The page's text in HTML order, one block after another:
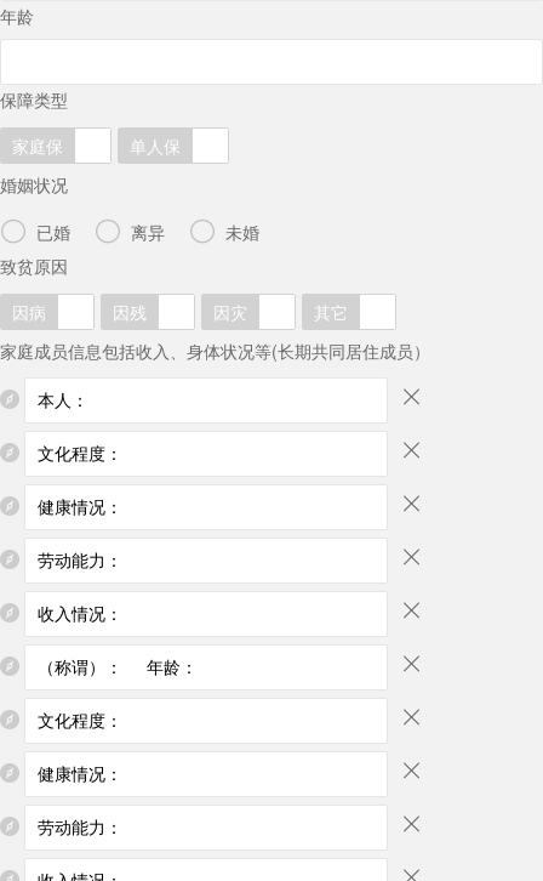
年龄
保障类型
家庭保
单人保
婚姻状况
 已婚  离异  未婚
致贫原因
因病
因残 因灾
其它
家庭成员信息包括收入、身体状况等(长期共同居住成员）